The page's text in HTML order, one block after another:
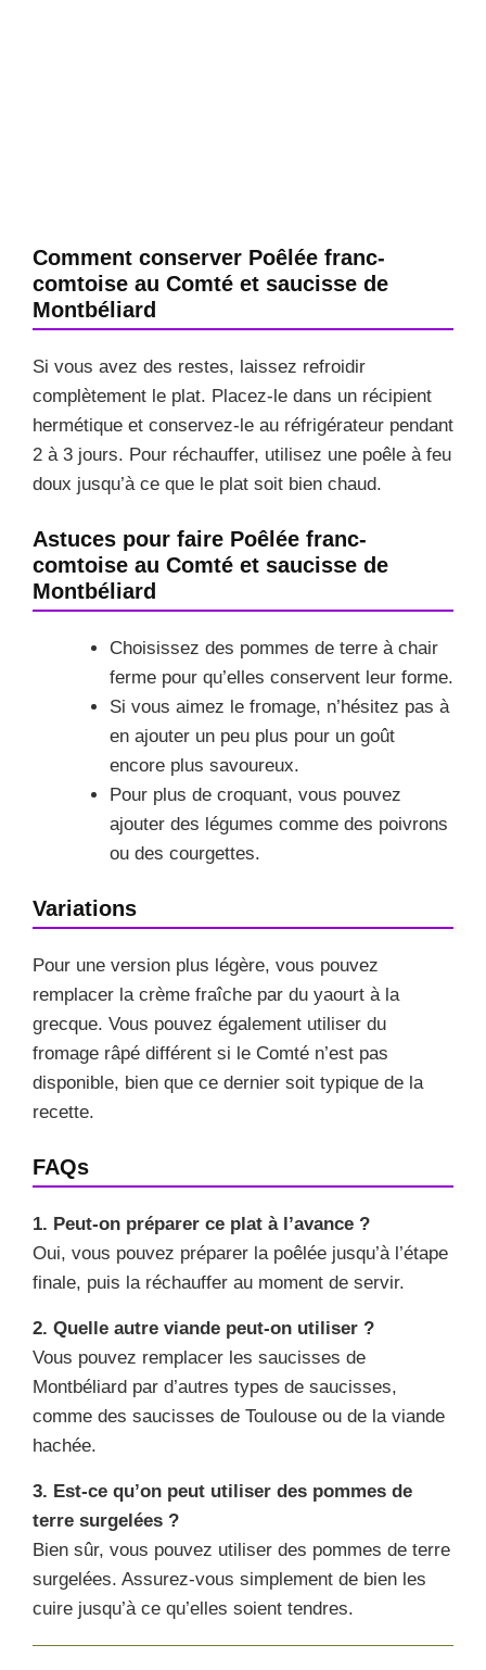
Comment conserver Poêlée franc-
comtoise au Comté et saucisse de
Montbéliard
Si vous avez des restes, laissez refroidir
complètement le plat. Placez-le dans un récipient
hermétique et conservez-le au réfrigérateur pendant
2 à 3 jours. Pour réchauffer, utilisez une poêle à feu
doux jusqu’à ce que le plat soit bien chaud.
Astuces pour faire Poêlée franc-
comtoise au Comté et saucisse de
Montbéliard
Choisissez des pommes de terre à chair
ferme pour qu’elles conservent leur forme.
Si vous aimez le fromage, n’hésitez pas à
en ajouter un peu plus pour un goût
encore plus savoureux.
Pour plus de croquant, vous pouvez
ajouter des légumes comme des poivrons
ou des courgettes.
Variations
Pour une version plus légère, vous pouvez
remplacer la crème fraîche par du yaourt à la
grecque. Vous pouvez également utiliser du
fromage râpé différent si le Comté n’est pas
disponible, bien que ce dernier soit typique de la
recette.
FAQs
1. Peut-on préparer ce plat à l’avance ?
Oui, vous pouvez préparer la poêlée jusqu’à l’étape
finale, puis la réchauffer au moment de servir.
2. Quelle autre viande peut-on utiliser ?
Vous pouvez remplacer les saucisses de
Montbéliard par d’autres types de saucisses,
comme des saucisses de Toulouse ou de la viande
hachée.
3. Est-ce qu’on peut utiliser des pommes de
terre surgelées ?
Bien sûr, vous pouvez utiliser des pommes de terre
surgelées. Assurez-vous simplement de bien les
cuire jusqu’à ce qu’elles soient tendres.